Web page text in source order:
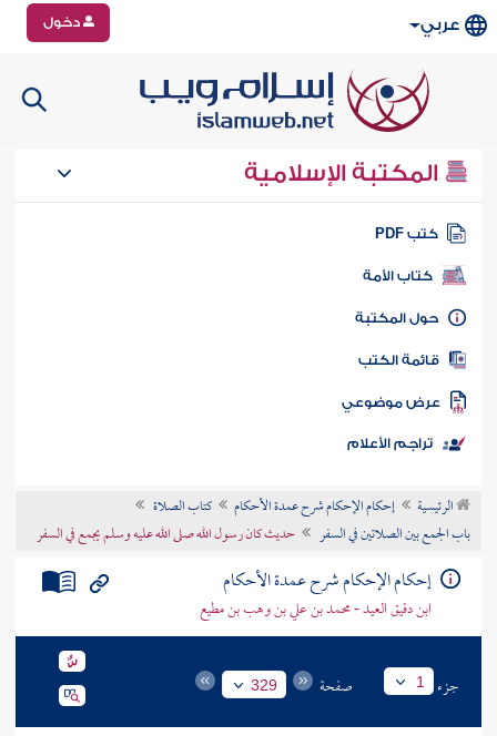
عربي دخول
المكتبة الإسلامية
كتب PDF
كتاب الأمة
المكتبة
الكتب
موضوعي
تراجم الأعلام
الرئيسية إحكام الإحكام شرح عمدة الأحكام
كتاب الصلاة
باب الجمع بين الصلاتين في السفر
حديث كان رسول الله صلى الله عليه وسلم يجمع في السفر
إحكام الإحكام شرح عمدة الأحكام
ابن دقيق العيد - محمد بن علي بن وهب بن مطيع
جزء 1 صفحة 329